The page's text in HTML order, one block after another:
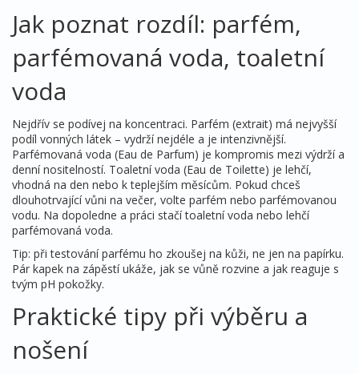
Jak poznat rozdíl: parfém,
parfémovaná voda, toaletní
voda
Nejdřív se podívej na koncentraci. Parfém (extrait) má nejvyšší
podíl vonných látek – vydrží nejdéle a je intenzivnější.
Parfémovaná voda (Eau de Parfum) je kompromis mezi výdrží a
denní nositelností. Toaletní voda (Eau de Toilette) je lehčí,
vhodná na den nebo k teplejším měsícům. Pokud chceš
dlouhotrvající vůni na večer, volte parfém nebo parfémovanou
vodu. Na dopoledne a práci stačí toaletní voda nebo lehčí
parfémovaná voda.
Tip: při testování parfému ho zkoušej na kůži, ne jen na papírku.
Pár kapek na zápěstí ukáže, jak se vůně rozvine a jak reaguje s
tvým pH pokožky.
Praktické tipy při výběru a
nošení